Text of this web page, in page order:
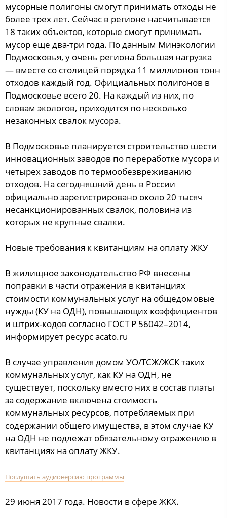
мусорные полигоны смогут принимать отходы не
более трех лет. Сейчас в регионе насчитывается
18 таких объектов, которые смогут принимать
мусор еще два-три года. По данным Минэкологии
Подмосковья, у очень региона большая нагрузка
— вместе со столицей порядка 11 миллионов тонн
отходов каждый год. Официальных полигонов в
Подмосковье всего 20. На каждый из них, по
словам экологов, приходится по несколько
незаконных свалок мусора.
В Подмосковье планируется строительство шести
инновационных заводов по переработке мусора и
четырех заводов по термообезвреживанию
отходов. На сегодняшний день в России
официально зарегистрировано около 20 тысяч
несанкционированных свалок, половина из
которых не крупные свалки.
Новые требования к квитанциям на оплату ЖКУ
В жилищное законодательство РФ внесены
поправки в части отражения в квитанциях
стоимости коммунальных услуг на общедомовые
нужды (КУ на ОДН), повышающих коэффициентов
и штрих-кодов согласно ГОСТ Р 56042–2014,
информирует ресурс acato.ru
В случае управления домом УО/ТСЖ/ЖСК таких
коммунальных услуг, как КУ на ОДН, не
существует, поскольку вместо них в состав платы
за содержание включена стоимость
коммунальных ресурсов, потребляемых при
содержании общего имущества, в этом случае КУ
на ОДН не подлежат обязательному отражению в
квитанциях на оплату ЖКУ.
Послушать аудиоверсию программы
29 июня 2017 года. Новости в сфере ЖКХ.